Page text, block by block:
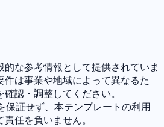
的な参考情報として提供されていま
は事業や地域によって異なるた
認・調整してください。
保証せず、本テンプレートの利用
任を負いません。